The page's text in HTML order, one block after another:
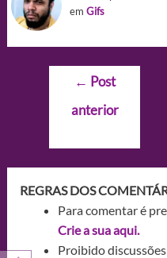
em Gifs
Navegação
Post
← Post
anterior
REGRAS DOS
Para comentar é
Crie a sua aqui.
Proibido